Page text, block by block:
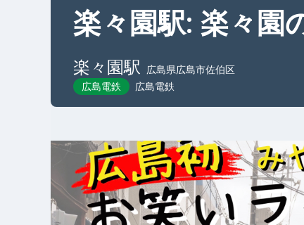
楽々園駅: 楽々園
楽々園駅
広島県広島市佐伯区
広島電鉄
広島電鉄